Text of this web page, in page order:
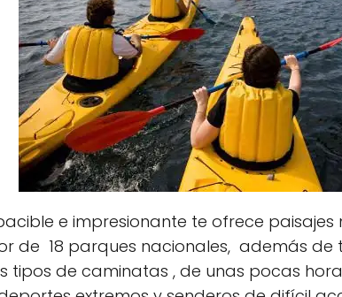
e impresionante te ofrece
de 18 parques nacionales, además de
tipos de caminatas , de unas pocas